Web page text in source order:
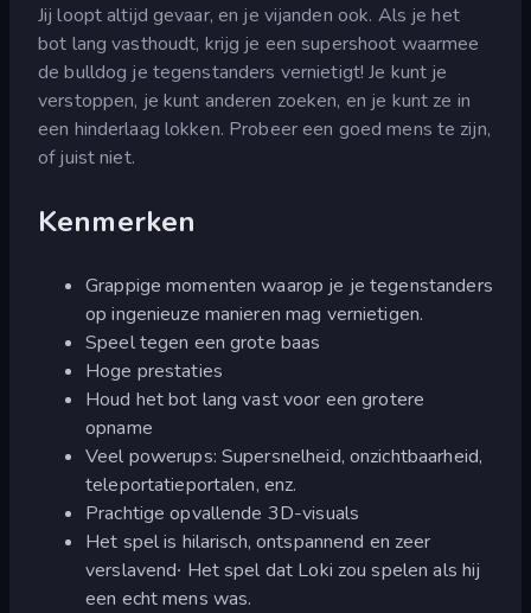
Jij loopt altijd gevaar, en je vijanden ook. Als je het
bot lang vasthoudt, krijg je een supershoot waarmee
de bulldog je tegenstanders vernietigt! Je kunt je
verstoppen, je kunt anderen zoeken, en je kunt ze in
een hinderlaag lokken. Probeer een goed mens te zijn,
of juist niet.
Kenmerken
Grappige momenten waarop je je tegenstanders
op ingenieuze manieren mag vernietigen.
Speel tegen een grote baas
Hoge prestaties
Houd het bot lang vast voor een grotere
opname
Veel powerups: Supersnelheid, onzichtbaarheid,
teleportatieportalen, enz.
Prachtige opvallende 3D-visuals
Het spel is hilarisch, ontspannend en zeer
verslavend∙ Het spel dat Loki zou spelen als hij
een echt mens was.